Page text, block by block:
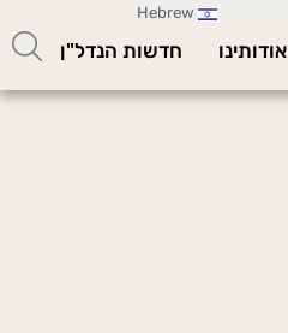
אודותינו חדשות הנדל"ן